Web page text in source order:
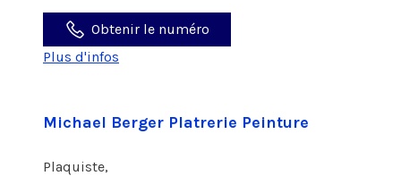
Obtenir le numéro
Plus d'infos
Michael Berger Platrerie Peinture
Plaquiste,